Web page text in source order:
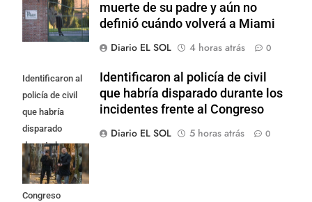
muerte de su padre y aún no
definió cuándo volverá a Miami
Diario EL SOL
4 horas atrás 0
Identificaron al
policía de civil
que habría
disparado
durante los
incidentes
frente al
Congreso
Identificaron al policía de civil
que habría disparado durante los
incidentes frente al Congreso
Diario EL SOL
5 horas atrás 0